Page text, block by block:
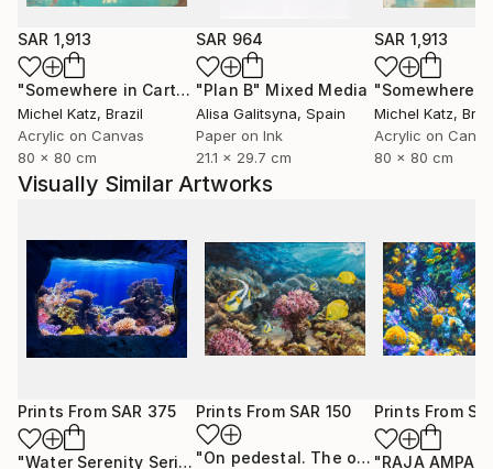
permis de créer un univers artistique et philosophique
original, inspiré de visions du vivant jaillissant des
paysages d’une beauté infinie de la Science et de l’Art
dans toutes ses dimensions. Je suis persuadé que
Science et Art Total doivent ensemble bâtir un
nouveau récit sur l'avenir Humain, dont notre
civilisation a impérativement besoin dans cette
période de profondes mutations.
en un seul langage ou méta-langage, m'ont permis
d’exister à la frontière de la Science et de l’Art sous
toutes ses formes. Mon expression artistique de
polymathe est souvent figurative, narrative. Chaque
dessin au crayon, peinture à l’huile, œuvre digitale,
histoire, scenario de mon imaginaire hyper esthétique
conçu pour émerveiller et faire vivre l’aventure des
voyages extraordinaires vers des futurs possibles.
SAR 1,913
"Somewhere in Cartagena #2" Mixed Media
Michel Katz, Brazil
Acrylic on Canvas
80 x 80 cm
SAR 964
"Plan B" Mixed Media
Alisa Galitsyna, Spain
Paper on Ink
21.1 x 29.7 cm
SAR 1,913
Michel Katz,
Acrylic on
80 x 80 cm
Visually Similar Artworks
Prints From SAR 375
"Water Serenity Series No. 3" Print
Prints From SAR 150
"On pedestal. The original artwork painted underwater."
Prints From
"RAJA AMPAT"